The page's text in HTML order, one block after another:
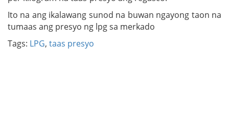
Ito na ang ikalawang sunod na buwan ngayong taon na
tumaas ang presyo ng lpg sa merkado
Tags: LPG, taas presyo